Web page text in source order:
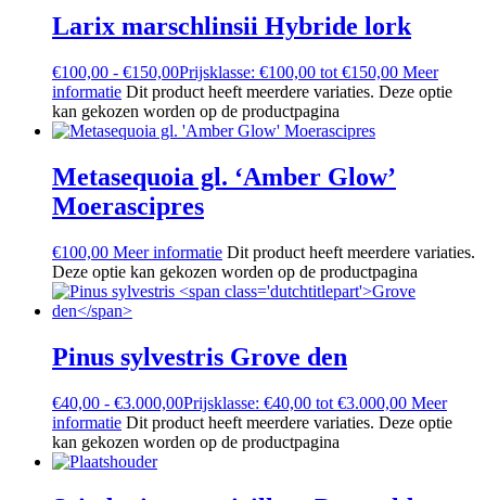
Larix marschlinsii Hybride lork
€100,00 - €150,00Prijsklasse: €100,00 tot €150,00 Meer
informatie Dit product heeft meerdere variaties. Deze optie
kan gekozen worden op de productpagina
Metasequoia gl. ‘Amber Glow’
Moerascipres
€100,00 Meer informatie Dit product heeft meerdere variaties.
Deze optie kan gekozen worden op de productpagina
Pinus sylvestris Grove den
€40,00 - €3.000,00Prijsklasse: €40,00 tot €3.000,00 Meer
informatie Dit product heeft meerdere variaties. Deze optie
kan gekozen worden op de productpagina